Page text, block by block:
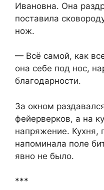
Ивановна. Она
поставила
нож.
— Всё самой, как
она себе под нос,
благодарности.
За окном
фейерверков, а на
напряжение. Кухня,
напоминала поле
явно не было.
***